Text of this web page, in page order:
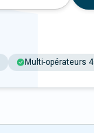
Multi-opérateurs